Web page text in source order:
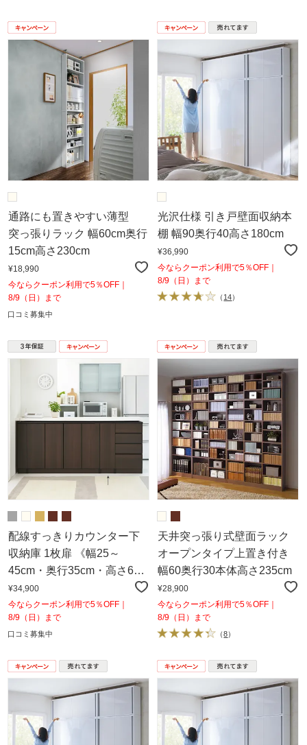
通路にも置きやすい薄型
突っ張りラック 幅60cm奥行
15cm高さ230cm
¥18,990
今ならクーポン利用で5％OFF｜
8/9（日）まで
口コミ募集中
光沢仕様 引き戸壁面収納本
棚 幅90奥行40高さ180cm
¥36,990
今ならクーポン利用で5％OFF｜
8/9（日）まで
（ 14）
配線すっきりカウンター下
収納庫 1枚扉 《幅25～
45cm・奥行35cm・高さ60
～103cm／幅・高さ1cm単位
オーダー》
¥34,900
今ならクーポン利用で5％OFF｜
8/9（日）まで
口コミ募集中
天井突っ張り式壁面ラック
オープンタイプ上置き付き
幅60奥行30本体高さ235cm
¥28,900
今ならクーポン利用で5％OFF｜
8/9（日）まで
（8）